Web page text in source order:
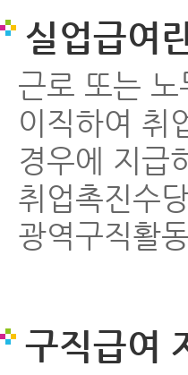
실업급여
근로 또는
이직하여 취
경우에 지급
취업촉진수
광역구직활
구직급여